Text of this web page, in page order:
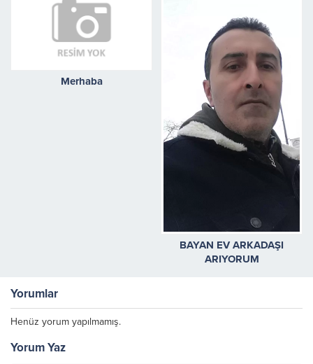
Merhaba
BAYAN EV ARKADAŞI
ARIYORUM
Yorumlar
Henüz yorum yapılmamış.
Yorum Yaz